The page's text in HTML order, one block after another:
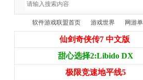
单 »
软件游戏联盟首页
›
游戏世界
›
网游
仙剑奇侠传7 中文版
甜心选择2:Libido DX
极限竞速地平线5